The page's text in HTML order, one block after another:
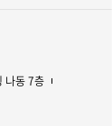
나동 7층